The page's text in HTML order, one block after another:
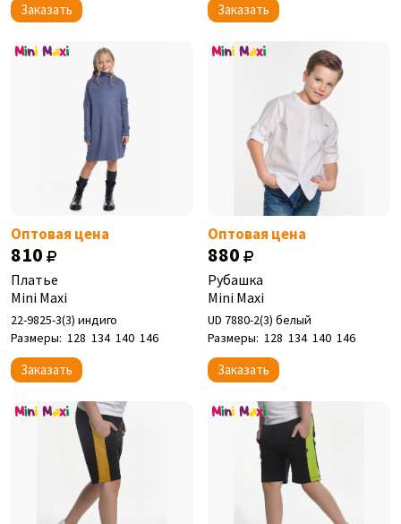
Заказать Заказать
Оптовая цена
810
Платье
Mini Maxi
22-9825-3(3) индиго
Размеры: 128 134 140 146
Заказать
Оптовая цена
880
Рубашка
Mini Maxi
UD 7880-2(3) белый
Размеры: 128 134 140 146
Заказать